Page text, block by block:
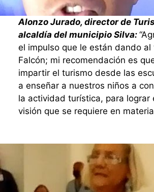
Alonzo Jurado, director de
alcaldía del municipio Silva:
el impulso que le están dando al
Falcón; mi recomendación es
impartir el turismo desde las
a enseñar a nuestros niños a
la actividad turística, para lograr
visión que se requiere en